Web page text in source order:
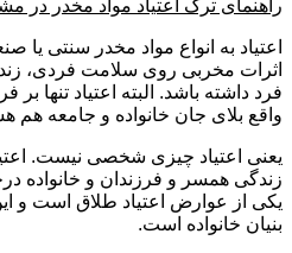
راهنمای ترک اعتیاد مواد مخدر در
اعتیاد به انواع مواد مخدر سنتی یا
اثرات مخربی روی سلامت فردی،
فرد داشته باشد. البته اعتیاد تنها بر
واقع بلای جان خانواده و جامعه هم
یعنی اعتیاد چیزی شخصی نیست.
زندگی همسر و فرزندان و خانواده
یکی از عوارض اعتیاد طلاق است و
بنیان خانواده است.